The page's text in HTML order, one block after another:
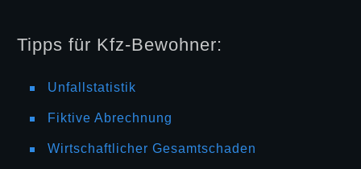
Tipps für Kfz-Bewohner:
Unfallstatistik
Fiktive Abrechnung
Wirtschaftlicher Gesamtschaden